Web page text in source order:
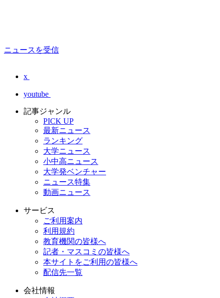
ニュースを受信
x
youtube
記事ジャンル
PICK UP
最新ニュース
ランキング
大学ニュース
小中高ニュース
大学発ベンチャー
ニュース特集
動画ニュース
サービス
ご利用案内
利用規約
教育機関の皆様へ
記者・マスコミの皆様へ
本サイトをご利用の皆様へ
配信先一覧
会社情報